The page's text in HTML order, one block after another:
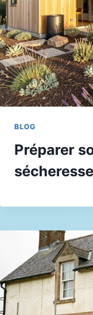
BLOG
Préparer